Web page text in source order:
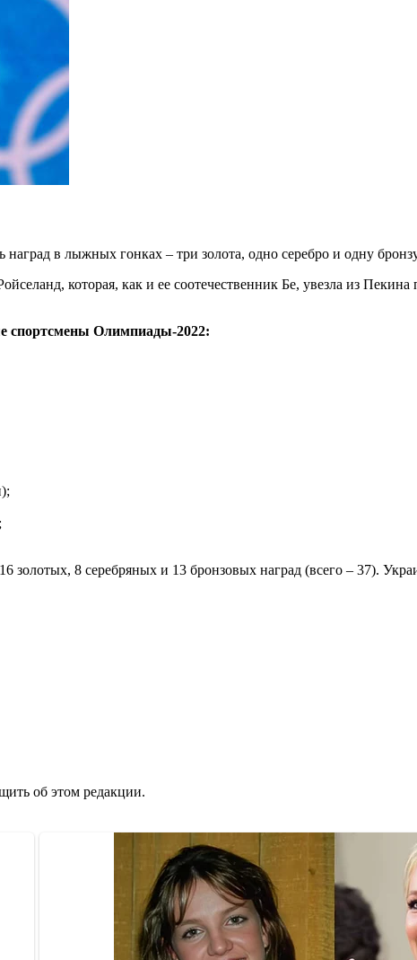
в лыжных гонках – три золота, одно серебро и одну
которая, как и ее соотечественник Бе, увезла из Пекина
спортсмены Олимпиады-2022:
золотых, 8 серебряных и 13 бронзовых наград (всего – 37).
об этом редакции.